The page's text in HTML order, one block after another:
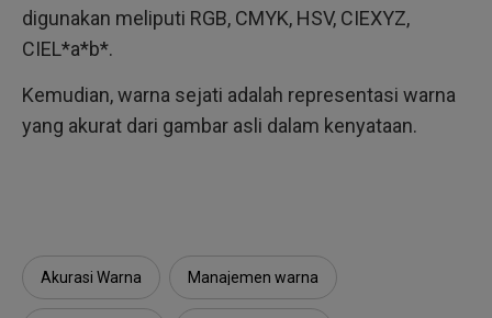
digunakan meliputi RGB, CMYK, HSV, CIEXYZ,
CIEL*a*b*.
Kemudian, warna sejati adalah representasi warna
yang akurat dari gambar asli dalam kenyataan.
Akurasi Warna Manajemen warna